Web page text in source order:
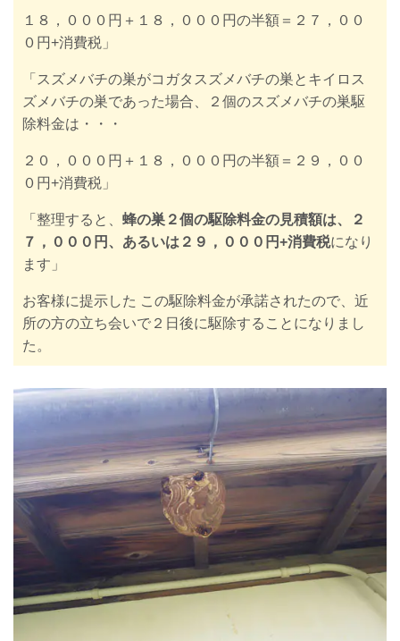
１８，０００円＋１８，０００円の半額＝２７，００
０円+消費税」
「スズメバチの巣がコガタスズメバチの巣とキイロス
ズメバチの巣であった場合、２個のスズメバチの巣駆
除料金は・・・
２０，０００円＋１８，０００円の半額＝２９，００
０円+消費税」
「整理すると、 蜂の巣２個の駆除料金の見積額は、２
７，０００円、あるいは２９，０００円+消費税になり
ます」
お客様に提示した この駆除料金が承諾されたので、近
所の方の立ち会いで２日後に駆除することになりまし
た。